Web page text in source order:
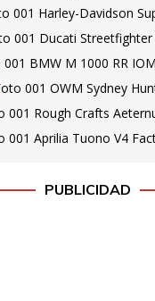
PUBLICIDAD